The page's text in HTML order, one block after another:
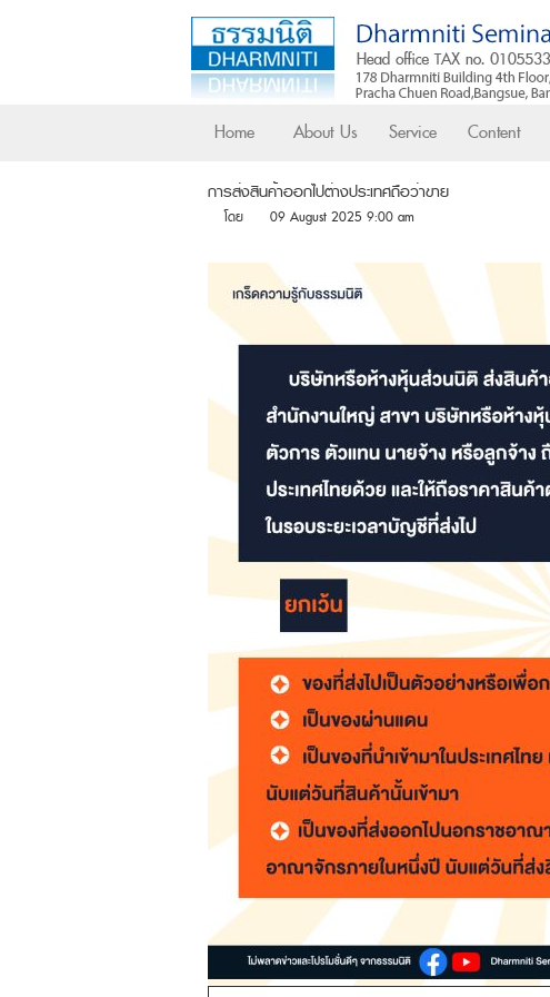
Home About Us Service Content
การส่งสินค้าออกไปต่างประเทศถือว่าขาย
โดย 09 August 2025 9:00 am